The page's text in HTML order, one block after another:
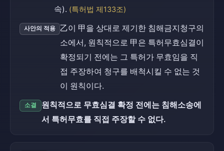
속). (특허법 제133조)
사안의 적용
乙이 甲을 상대로 제기한 침해금지청구의
소에서, 원칙적으로 甲은 특허무효심결이
확정되기 전에는 그 특허가 무효임을 직
접 주장하여 청구를 배척시킬 수 없는 것
이 원칙이다.
소결
원칙적으로 무효심결 확정 전에는 침해소송에
서 특허무효를 직접 주장할 수 없다.